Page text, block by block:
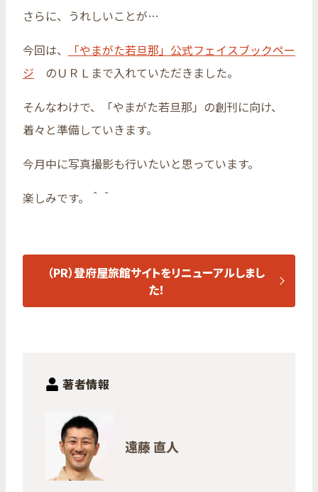
さらに、うれしいことが…
今回は、
「やまがた若旦那」公式フェイスブックペー
ジ のＵＲＬまで入れていただきました。
そんなわけで、「やまがた若旦那」の創刊に向け、
着々と準備していきます。
今月中に写真撮影も行いたいと思っています。
楽しみです。＾＾
（PR）登府屋旅館サイトをリニューアルしまし
た！
著者情報
遠藤 直人